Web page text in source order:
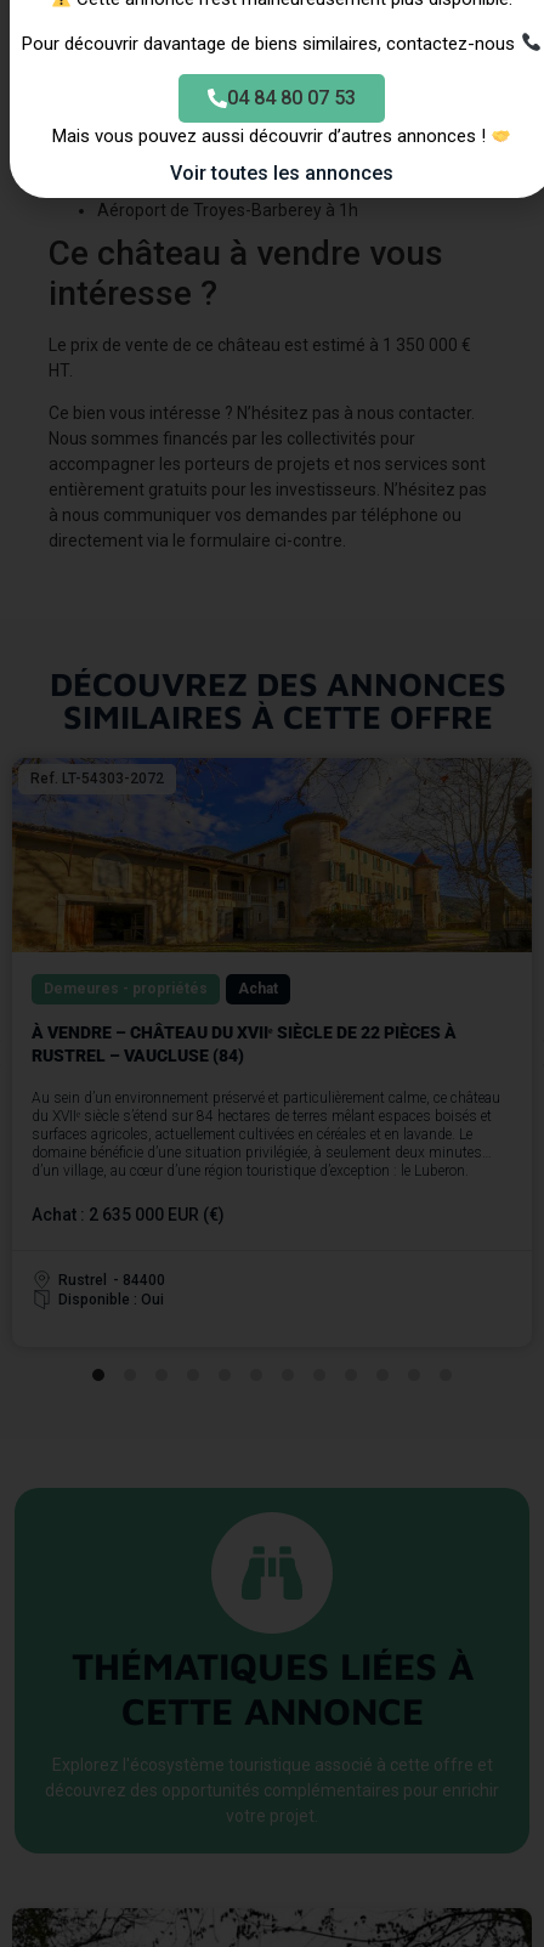
minutes de Troyes et à seulement 2 heures et 30 minutes
de Paris, offrant ainsi une accessibilité optimale.
Gare de Troyes à 1h
Aéroport de Troyes-Barberey à 1h
Ce château à vendre vous
intéresse ?
Le prix de vente de ce château est estimé à 1 350 000 €
HT.
Ce bien vous intéresse ? N’hésitez pas à nous contacter.
Nous sommes financés par les collectivités pour
accompagner les porteurs de projets et nos services sont
entièrement gratuits pour les investisseurs. N’hésitez pas
à nous communiquer vos demandes par téléphone ou
directement via le formulaire ci-contre.
DÉCOUVREZ DES ANNONCES
SIMILAIRES À CETTE OFFRE
Ref. LT-54303-2072
Demeures - propriétés Achat
À VENDRE – CHÂTEAU DU XVIIᵉ SIÈCLE DE 22 PIÈCES À
RUSTREL – VAUCLUSE (84)
Au sein d’un environnement préservé et particulièrement calme, ce château
du XVIIᵉ siècle s’étend sur 84 hectares de terres mêlant espaces boisés et
surfaces agricoles, actuellement cultivées en céréales et en lavande. Le
domaine bénéficie d’une situation privilégiée, à seulement deux minutes
d’un village, au cœur d’une région touristique d’exception : le Luberon.
Provençal et le massif du Luberon, dans un cadre naturel rare et très
recherché.
développement d’un projet d’hébergement haut de gamme ou d’une activité
hôtelière.
important pour des activités complémentaires.
Achat : 2 635 000 EUR (€)
Rustrel
- 84400
Disponible : Oui
THÉMATIQUES LIÉES À
CETTE ANNONCE
Explorez l'écosystème touristique associé à cette offre et
découvrez des opportunités complémentaires pour enrichir
votre projet.
Pour découvrir davantage de biens similaires, contactez-nous
04 84 80 07 53
Mais vous pouvez aussi découvrir d’autres annonces !
Voir toutes les annonces